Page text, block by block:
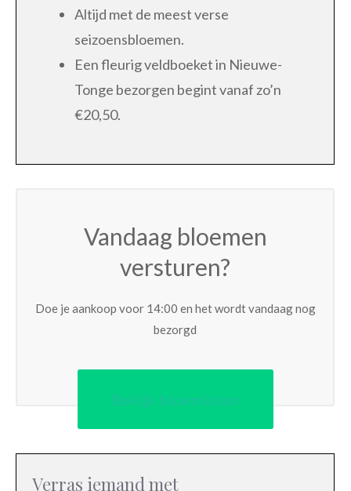
Altijd met de meest verse
seizoensbloemen.
Een fleurig veldboeket in Nieuwe-
Tonge bezorgen begint vanaf zo’n
€20,50.
Vandaag bloemen
versturen?
Doe je aankoop voor 14:00 en het wordt vandaag nog
bezorgd
Bekijk bloemisten
Verras iemand met